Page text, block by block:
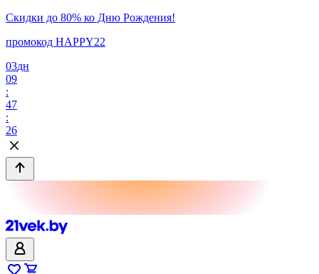
Скидки до 80% ко Дню Рождения!
промокод HAPPY22
03дн
09
:
47
:
26